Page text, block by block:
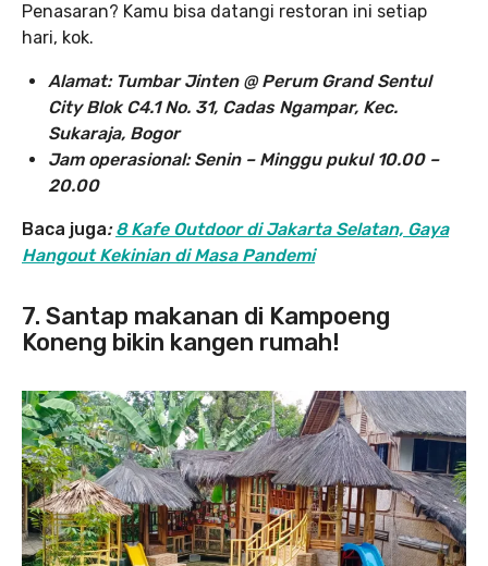
Penasaran? Kamu bisa datangi restoran ini setiap
hari, kok.
Alamat: Tumbar Jinten @ Perum Grand Sentul
City Blok C4.1 No. 31, Cadas Ngampar, Kec.
Sukaraja, Bogor
Jam operasional: Senin – Minggu pukul 10.00 –
20.00
Baca juga:8 Kafe Outdoor di Jakarta Selatan, Gaya
Hangout Kekinian di Masa Pandemi
7. Santap makanan di Kampoeng
Koneng bikin kangen rumah!